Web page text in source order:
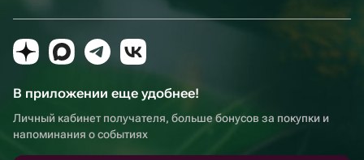
В приложении еще удобнее!
Личный кабинет получателя, больше бонусов за покупки и
напоминания о событиях